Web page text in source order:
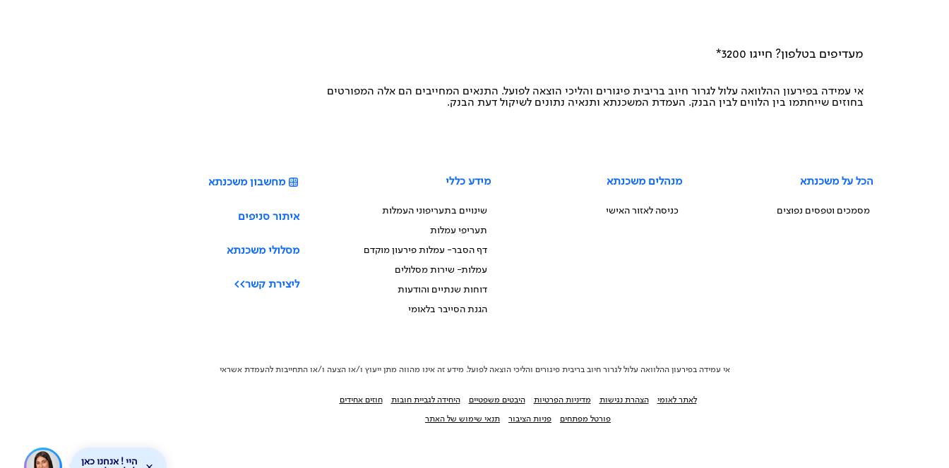
מעדיפים בטלפון? חייגו 3200*
אי עמידה בפירעון ההלוואה עלול לגרור חיוב בריבית פיגורים והליכי הוצאה לפועל. התנאים המחייבים הם אלה המפורטים
בחוזים שייחתמו בין הלווים לבין הבנק. העמדת המשכנתא ותנאיה נתונים לשיקול דעת הבנק.
הכל על משכנתא
מסמכים וטפסים נפוצים
מנהלים משכנתא
כניסה לאזור האישי
מידע כללי
שינויים בתעריפוני העמלות
תעריפי עמלות
דף הסבר- עמלות פירעון מוקדם
עמלות- שירות מסלולים
דוחות שנתיים והודעות
הגנת הסייבר בלאומי
מחשבון משכנתא
איתור סניפים
מסלולי משכנתא
ליצירת קשר>>
אי עמידה בפירעון ההלוואה עלול לגרור חיוב בריבית פיגורים והליכי הוצאה לפועל. מידע זה אינו מהווה מתן ייעוץ ו/או הצעה ו/או התחייבות להעמדת אשראי
לאתר לאומי הצהרת נגישות מדיניות הפרטיות היבטים משפטיים היחידה לגביית חובות חוזים אחידים
פורטל מפתחים פניות הציבור תנאי שימוש של האתר
היי ! אנחנו כאן